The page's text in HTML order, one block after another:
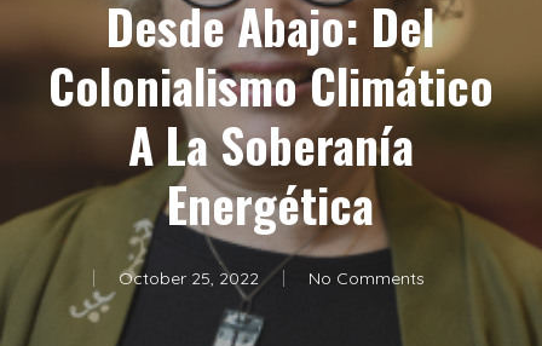
Desde Abajo: Del
Colonialismo Climático
A La Soberanía
Energética
October 25, 2022 No Comments